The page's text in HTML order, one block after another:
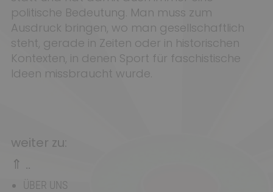
politische Bedeutung. Man muss zum
Ausdruck bringen, wo man gesellschaftlich
steht, gerade in Zeiten oder in historischen
Kontexten, in denen Sport für faschistische
Ideen missbraucht wurde.
weiter zu:
⇑ ..
ÜBER UNS